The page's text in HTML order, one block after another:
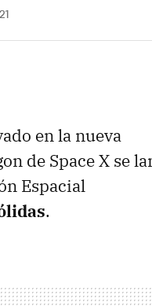
en la nueva
de Space X se
Espacial
.